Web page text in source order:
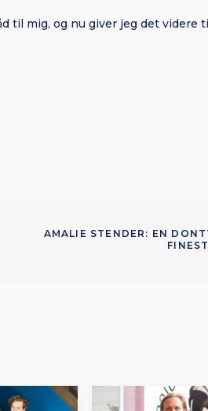
til mig, og nu giver jeg det videre
AMALIE STENDER: EN